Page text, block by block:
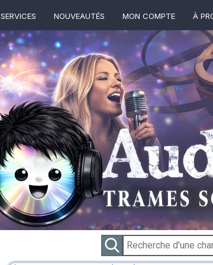
Services NOUVEAUTÉS MON COMPTE À